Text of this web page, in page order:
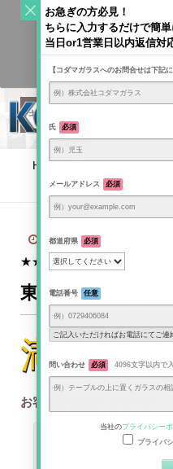
KODAMAGLASS公式ブ
Home
/
2024年1月23日
★★★
東京都江戸川区M様
満足
お客様からのメッセージ
ほかの方にコダマガラ
お急ぎ
ちらに入力するだけ
当日or1営業日以内
【コダマガラスへのお問合せは下
氏 必須
メールアドレス 必須
都道府県 必須
電話番号 任意
ご記入いただければお電話にてご連
問い合わせ 必須 4096文字以内で
当社のプライバシー
プライバ